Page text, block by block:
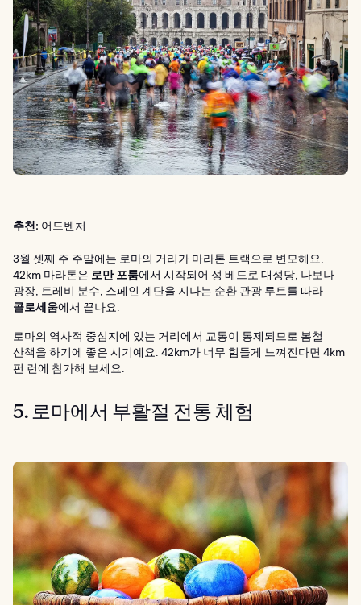
추천: 어드벤처
3월 셋째 주 주말에는 로마의 거리가 마라톤 트랙으로 변모해요.
42km 마라톤은 로만 포룸에서 시작되어 성 베드로 대성당, 나보나
광장, 트레비 분수, 스페인 계단을 지나는 순환 관광 루트를 따라
콜로세움에서 끝나요.
로마의 역사적 중심지에 있는 거리에서 교통이 통제되므로 봄철
산책을 하기에 좋은 시기예요. 42km가 너무 힘들게 느껴진다면 4km
펀 런에 참가해 보세요.
5. 로마에서 부활절 전통 체험